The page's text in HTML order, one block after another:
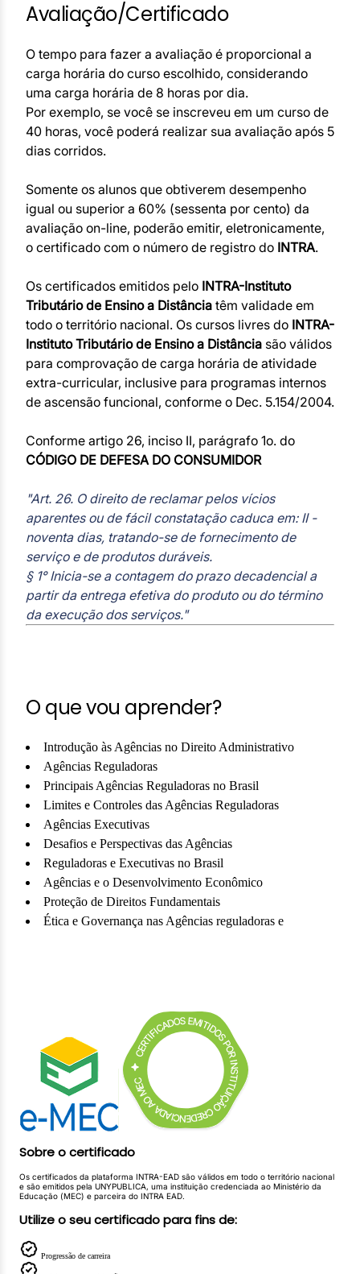
Avaliação/Certificado
O tempo para fazer a avaliação é proporcional a
carga horária do curso escolhido, considerando
uma carga horária de 8 horas por dia.
Por exemplo, se você se inscreveu em um curso de
40 horas, você poderá realizar sua avaliação após 5
dias corridos.
Somente os alunos que obtiverem desempenho
igual ou superior a 60% (sessenta por cento) da
avaliação on-line, poderão emitir, eletronicamente,
o certificado com o número de registro do INTRA.
Os certificados emitidos pelo INTRA-Instituto
Tributário de Ensino a Distância têm validade em
todo o território nacional. Os cursos livres do INTRA-
Instituto Tributário de Ensino a Distância são válidos
para comprovação de carga horária de atividade
extra-curricular, inclusive para programas internos
de ascensão funcional, conforme o Dec. 5.154/2004.
Conforme artigo 26, inciso II, parágrafo 1o. do
CÓDIGO DE DEFESA DO CONSUMIDOR
"Art. 26. O direito de reclamar pelos vícios
aparentes ou de fácil constatação caduca em: II -
noventa dias, tratando-se de fornecimento de
serviço e de produtos duráveis.
§ 1° Inicia-se a contagem do prazo decadencial a
partir da entrega efetiva do produto ou do término
da execução dos serviços."
O que vou aprender?
Introdução às Agências no Direito Administrativo
Agências Reguladoras
Principais Agências Reguladoras no Brasil
Limites e Controles das Agências Reguladoras
Agências Executivas
Desafios e Perspectivas das Agências
Reguladoras e Executivas no Brasil
Agências e o Desenvolvimento Econômico
Proteção de Direitos Fundamentais
Ética e Governança nas Agências reguladoras e
Sobre o certificado
Os certificados da plataforma INTRA-EAD são válidos em todo o território nacional
e são emitidos pela UNYPUBLICA, uma instituição credenciada ao Ministério da
Educação (MEC) e parceira do INTRA EAD.
Utilize o seu certificado para fins de:
Progressão de carreira